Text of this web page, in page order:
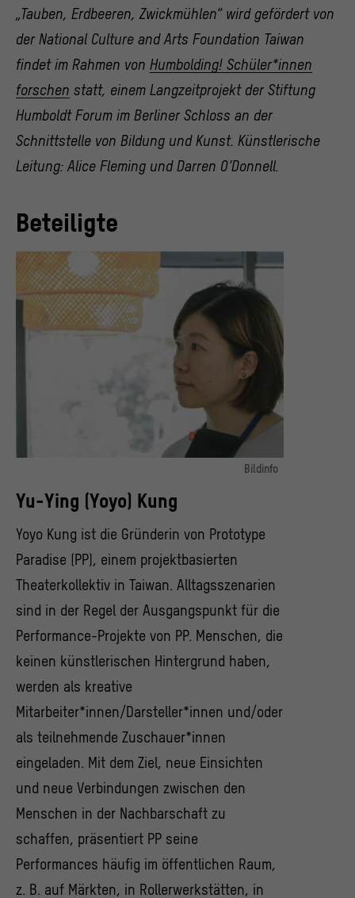
„Tauben, Erdbeeren, Zwickmühlen“ wird gefördert von
der National Culture and Arts Foundation Taiwan
findet im Rahmen von Humbolding! Schüler*innen
forschen statt, einem Langzeitprojekt der Stiftung
Humboldt Forum im Berliner Schloss an der
Schnittstelle von Bildung und Kunst. Künstlerische
Leitung: Alice Fleming und Darren O’Donnell.
Beteiligte
Bildinfo
Yu-Ying (Yoyo) Kung
Yoyo Kung ist die Gründerin von Prototype
Paradise (PP), einem projektbasierten
Theaterkollektiv in Taiwan. Alltagsszenarien
sind in der Regel der Ausgangspunkt für die
Performance-Projekte von PP. Menschen, die
keinen künstlerischen Hintergrund haben,
werden als kreative
Mitarbeiter*innen/Darsteller*innen und/oder
als teilnehmende Zuschauer*innen
eingeladen. Mit dem Ziel, neue Einsichten
und neue Verbindungen zwischen den
Menschen in der Nachbarschaft zu
schaffen, präsentiert PP seine
Performances häufig im öffentlichen Raum,
z. B. auf Märkten, in Rollerwerkstätten, in